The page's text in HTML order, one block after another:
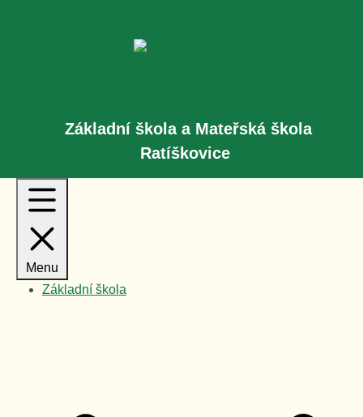
Základní škola a Mateřská škola
Ratíškovice
Menu
Základní škola